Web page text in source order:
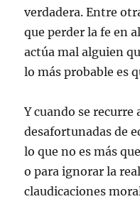
verdadera. Entre
que perder la fe en
actúa mal alguien
lo más probable es
Y cuando se recurre
desafortunadas de
lo que no es más
o para ignorar la
claudicaciones